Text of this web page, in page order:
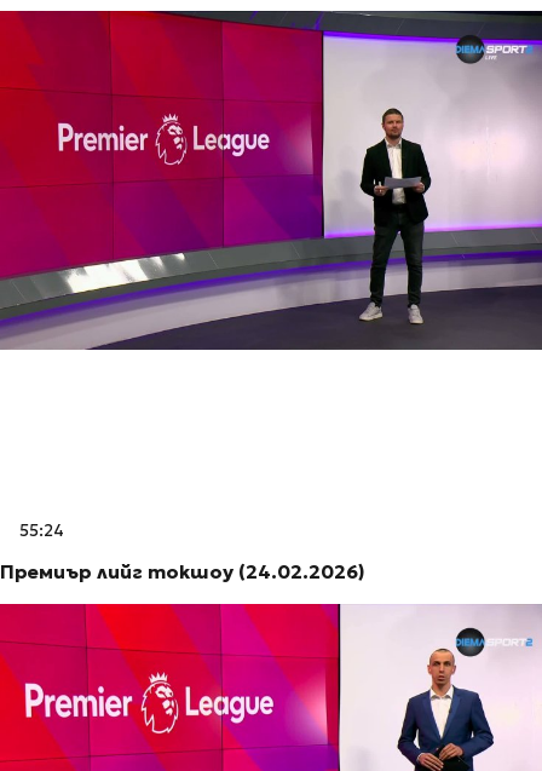
55:24
Премиър лийг токшоу (24.02.2026)